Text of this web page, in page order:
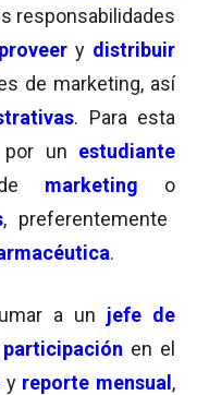
responsabilidades
proveer y distribuir
de marketing, así
. Para esta
un estudiante
marketing o
, preferentemente
.
a un jefe de
participación en el
y reporte mensual ,